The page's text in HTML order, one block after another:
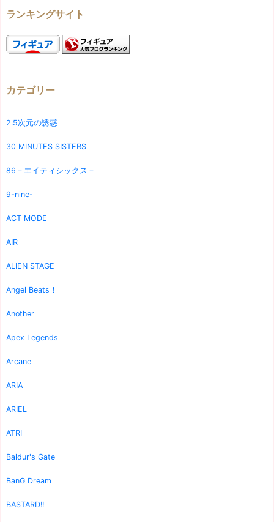
ランキングサイト
カテゴリー
2.5次元の誘惑
30 MINUTES SISTERS
86－エイティシックス－
9-nine-
ACT MODE
AIR
ALIEN STAGE
Angel Beats！
Another
Apex Legends
Arcane
ARIA
ARIEL
ATRI
Baldur's Gate
BanG Dream
BASTARD!!